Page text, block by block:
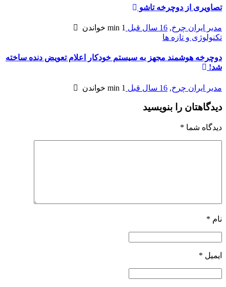
تصاویری از دوچرخه تاشو
مدیر ایران چرخ, 16 سال قبل 1 min
خواندن
تکنولوژی و تازه ها
دوچرخه هوشمند مجهز به سيستم خودكار اعلام تعويض دنده ساخته
شد!
مدیر ایران چرخ, 16 سال قبل 1 min خواندن
دیدگاهتان را بنویسید
دیدگاه شما *
نام *
ایمیل *